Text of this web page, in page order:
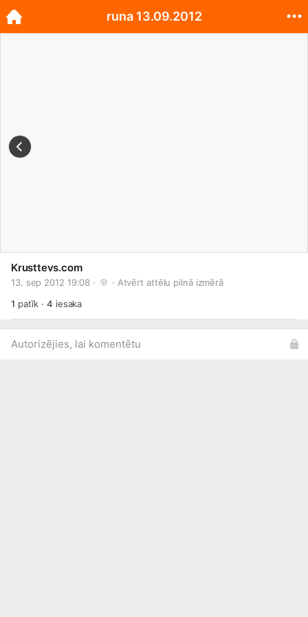
Krusttevs.com
13. sep 2012 19:08 · · Atvērt attēlu pilnā izmērā
1 patīk ·4 iesaka
Autorizējies, lai komentētu
runa 13.09.2012